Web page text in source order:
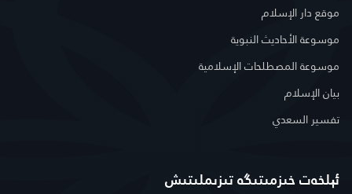
موقع دار الإسلام
موسوعة الأحاديث النبوية
موسوعة المصطلحات الإسلامية
بيان الإسلام
تفسير السعدي
ئېلخەت خىزمىتىگە تىزىملىتىش